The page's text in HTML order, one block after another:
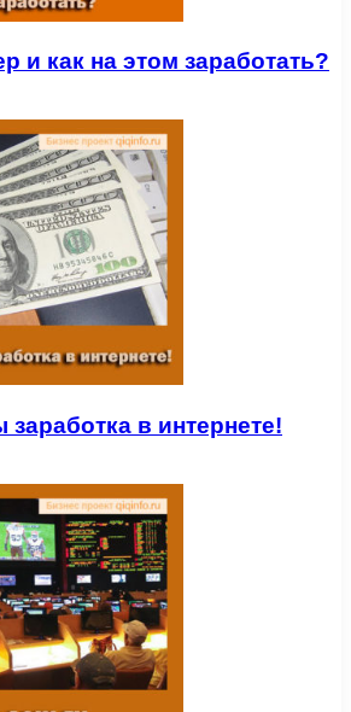
и как на этом заработать?
в интернете!